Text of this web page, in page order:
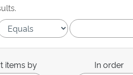
items by In order